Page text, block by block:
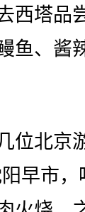
西塔品
鱼、
北京游
早市